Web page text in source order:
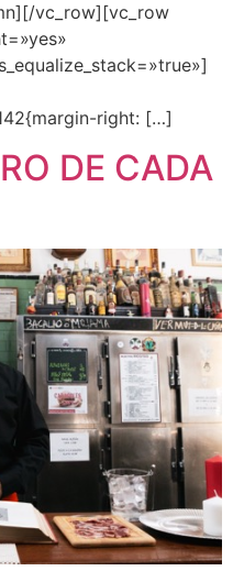
vc_row][vc_row
right: […]
DE CADA